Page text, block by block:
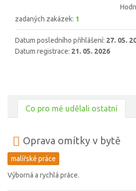
zadaných zakázek: 1
Datum posledního přihlášení: 27. 05.
Datum registrace: 21. 05. 2026
Co pro mě udělali ostatní
Oprava omítky v bytě
malířské práce
Výborná a rychlá práce.